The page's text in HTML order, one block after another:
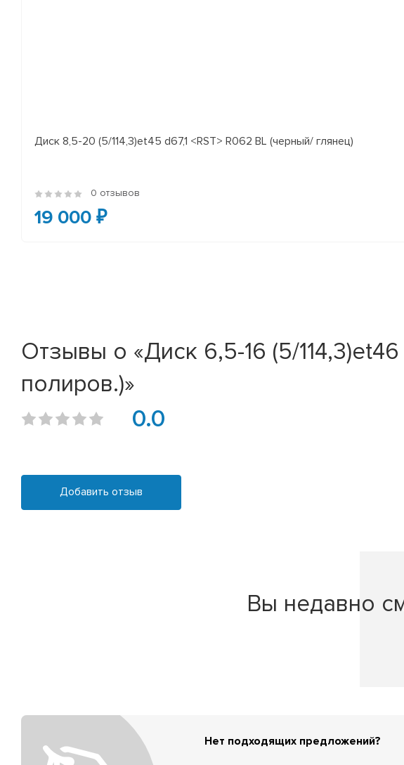
Диск 8,5-20 (5/114,3)et45 d67,1 <RST> R062 BL (черный/ глянец)
0 отзывов
19 000 ₽
Отзывы о «Диск 6,5-16 (5/114,3)et46
полиров.)»
0.0
Добавить отзыв
Вы недавно
Нет подходящих предложений?